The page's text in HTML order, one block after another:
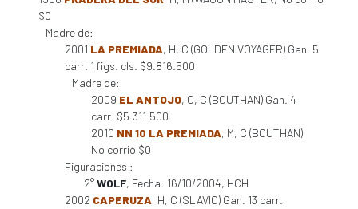
$0
Madre de:
2001 LA PREMIADA, H, C (GOLDEN VOYAGER) Gan. 5
carr. 1 figs. cls. $9.816.500
Madre de:
2009 EL ANTOJO, C, C (BOUTHAN) Gan. 4
carr. $5.311.500
2010 NN 10 LA PREMIADA, M, C (BOUTHAN)
No corrió $0
Figuraciones :
2°WOLF, Fecha: 16/10/2004, HCH
2002 CAPERUZA, H, C (SLAVIC) Gan. 13 carr.